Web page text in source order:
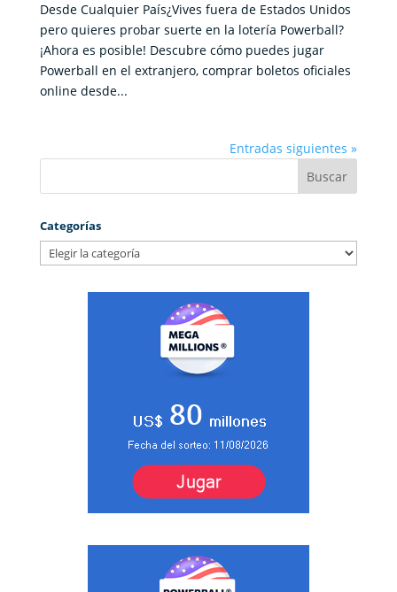
Desde Cualquier País¿Vives fuera de Estados Unidos
pero quieres probar suerte en la lotería Powerball?
¡Ahora es posible! Descubre cómo puedes jugar
Powerball en el extranjero, comprar boletos oficiales
online desde...
Entradas siguientes »
Categorías
Categorías